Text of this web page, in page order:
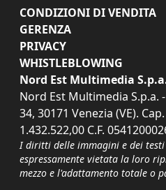
CONDIZIONI DI VENDITA
GERENZA
PRIVACY
WHISTLEBLOWING
Nord Est Multimedia
Nord Est Multimedia S.p.a.
34, 30171 Venezia (VE).
1.432.522,00 C.F.
I diritti delle immagini e dei testi
espressamente vietata la loro
mezzo e l'adattamento totale o